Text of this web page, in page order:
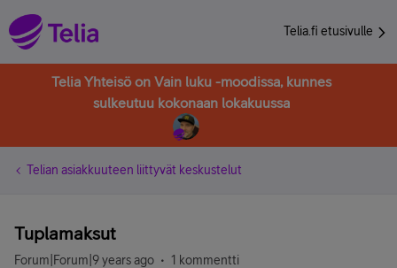
Telia.fi etusivulle
Telia Yhteisö on Vain luku -moodissa, kunnes
sulkeutuu kokonaan lokakuussa
Telian asiakkuuteen liittyvät keskustelut
Tuplamaksut
Forum|Forum|9 years ago 1 kommentti